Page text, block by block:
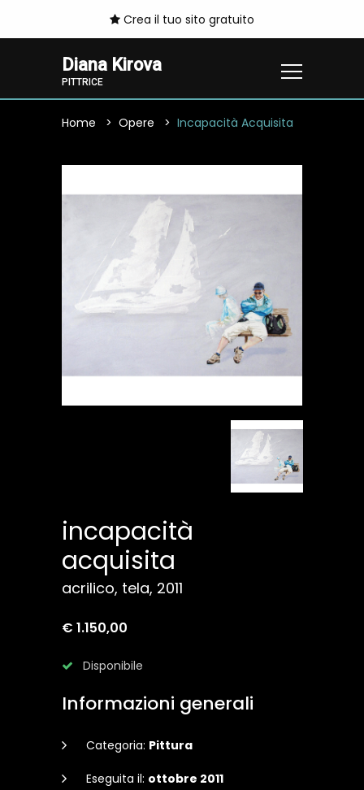
Crea il tuo sito gratuito
Diana Kirova
PITTRICE
Home Opere Incapacità Acquisita
incapacità
acquisita
acrilico, tela, 2011
€ 1.150,00
Disponibile
Informazioni generali
Categoria: Pittura
Eseguita il: ottobre 2011